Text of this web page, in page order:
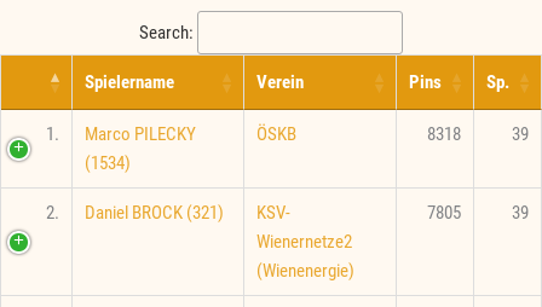
Search:
Spielername Verein Pins Sp.
1.
Marco PILECKY
(1534)
ÖSKB 8318 39
2. Daniel BROCK (321)
KSV-
Wienernetze2
(Wienenergie)
7805 39